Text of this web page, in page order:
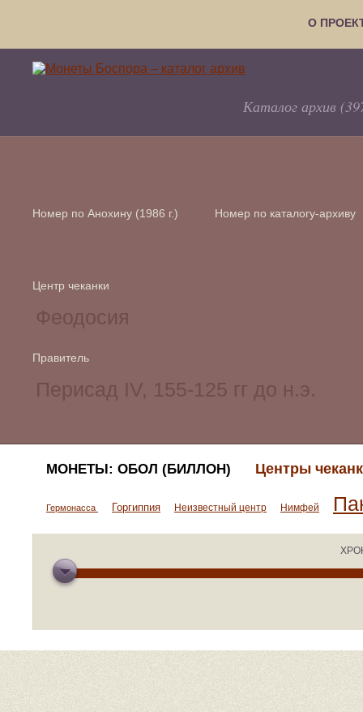
О
Каталог архив
Номер по Анохину (1986 г.) Номер по каталогу-архиву
Центр чеканки
Правитель
МОНЕТЫ: ОБОЛ (БИЛЛОН) Центры
Гермонасса Горгиппия Неизвестный центр Нимфей